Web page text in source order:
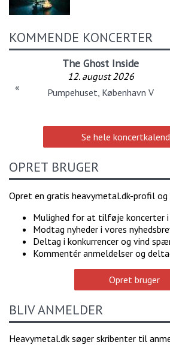
KOMMENDE KONCERTER
The Ghost Inside
12. august 2026
Pumpehuset, København V
«
Se hele
OPRET BRUGER
Opret en gratis heavymetal.dk-profil
Mulighed for at tilføje koncerter i
Modtag nyheder i vores
Deltag i konkurrencer og vind
Kommentér anmeldelser og
Opret bruger
BLIV ANMELDER
Heavymetal.dk søger skribenter til